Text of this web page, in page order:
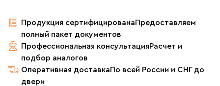
Продукция сертифицированаПредоставляем
полный пакет документов
Профессиональная консультацияРасчет и
подбор аналогов
Оперативная доставкаПо всей России и СНГ до
двери